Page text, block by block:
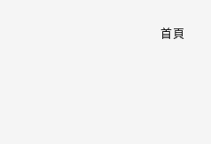
首頁